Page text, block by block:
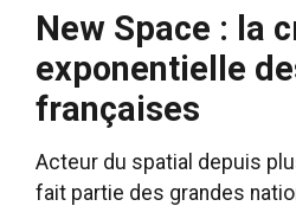
New Space : la
exponentielle
françaises
Acteur du spatial depuis
fait partie des grandes